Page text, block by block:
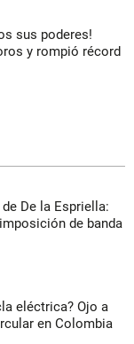
sus poderes!
y rompió récord
De la Espriella:
de banda
eléctrica? Ojo a
en Colombia